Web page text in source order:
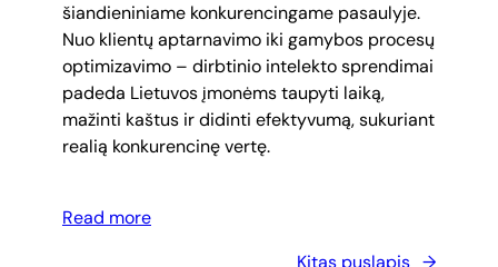
šiandieniniame konkurencingame pasaulyje.
Nuo klientų aptarnavimo iki gamybos procesų
optimizavimo – dirbtinio intelekto sprendimai
padeda Lietuvos įmonėms taupyti laiką,
mažinti kaštus ir didinti efektyvumą, sukuriant
realią konkurencinę vertę.
Read more
Kitas puslapis →